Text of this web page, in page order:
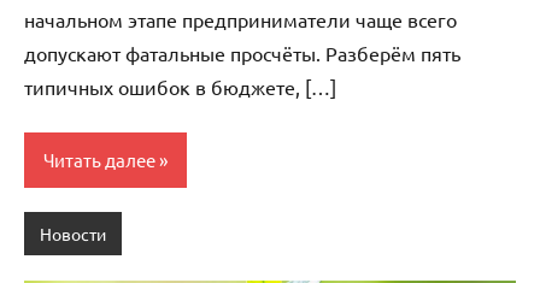
начальном этапе предприниматели чаще всего
допускают фатальные просчёты. Разберём пять
типичных ошибок в бюджете, […]
Читать далее
Новости